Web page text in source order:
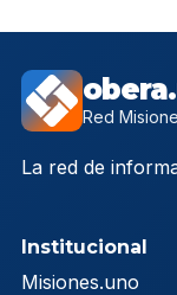
Red
La red de
Institucional
Misiones.uno